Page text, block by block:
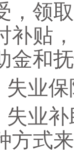
，领
补贴
金和
失业
失业
方式